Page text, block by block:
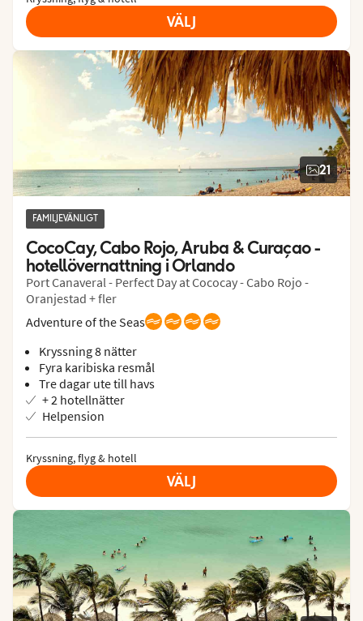
VÄLJ
21
FAMILJEVÄNLIGT
CocoCay, Cabo Rojo, Aruba & Curaçao -
hotellövernattning i Orlando
Port Canaveral - Perfect Day at Cococay - Cabo Rojo -
Oranjestad + fler
Adventure of the Seas
Kryssning 8 nätter
Fyra karibiska resmål
Tre dagar ute till havs
+ 2 hotellnätter
Helpension
Kryssning, flyg & hotell
VÄLJ